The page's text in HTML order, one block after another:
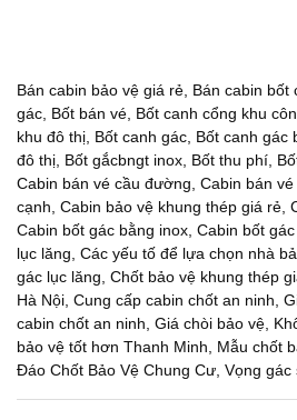
Bán cabin bảo vệ giá rẻ Bán cabin bốt
gác Bốt bán vé Bốt canh cổng khu
khu đô thị Bốt canh gác Bốt canh gác
đô thị Bốt gắcbngt inox Bốt thu phí
Cabin bán vé cầu đường Cabin bán
cạnh Cabin bảo vệ khung thép giá rẻ
Cabin bốt gác bằng inox Cabin bốt
lục lăng Các yếu tố để lựa chọn nhà
gác lục lăng Chốt bảo vệ khung thép
Hà Nội Cung cấp cabin chốt an ninh
cabin chốt an ninh Giá chòi bảo vệ
bảo vệ tốt hơn Thanh Minh
Mẫu chốt
Đáo Chốt Bảo Vệ Chung Cư Vọng gác